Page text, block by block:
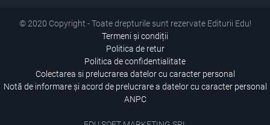
© 2020 Copyright - Toate drepturile sunt rezervate Editurii Edu!
Termeni și condiții
Politica de retur
Politica de confidentialitate
Colectarea si prelucrarea datelor cu caracter personal
Notă de informare și acord de prelucrare a datelor cu caracter personal
ANPC